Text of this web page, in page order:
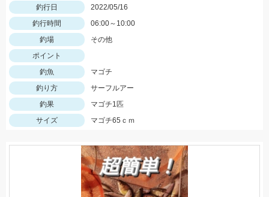
釣行日
2022/05/16
釣行時間
06:00～10:00
釣場
その他
ポイント
釣魚
マゴチ
釣り方
サーフルアー
釣果
マゴチ1匹
サイズ
マゴチ65ｃｍ